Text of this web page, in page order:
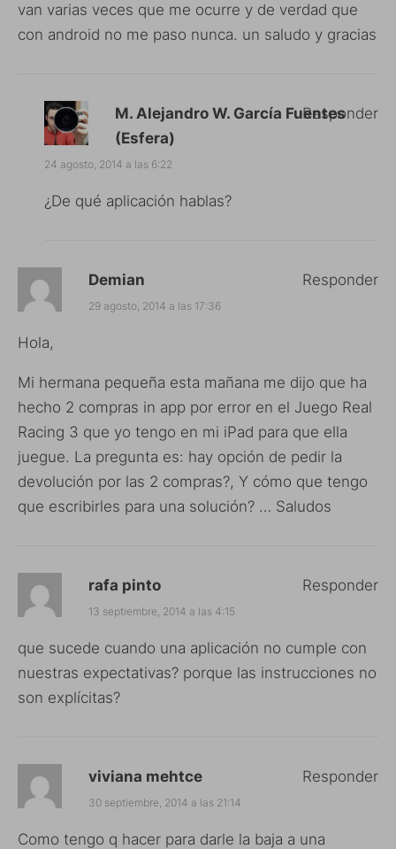
van varias veces que me ocurre y de verdad que
con android no me paso nunca. un saludo y gracias
M. Alejandro W. García Fuentes
(Esfera)
24 agosto, 2014 a las 6:22
¿De qué aplicación hablas?
Responder
Demian
29 agosto, 2014 a las 17:36
Hola,
Mi hermana pequeña esta mañana me dijo que ha
hecho 2 compras in app por error en el Juego Real
Racing 3 que yo tengo en mi iPad para que ella
juegue. La pregunta es: hay opción de pedir la
devolución por las 2 compras?, Y cómo que tengo
que escribirles para una solución? … Saludos
Responder
rafa pinto
13 septiembre, 2014 a las 4:15
que sucede cuando una aplicación no cumple con
nuestras expectativas? porque las instrucciones no
son explícitas?
Responder
viviana mehtce
30 septiembre, 2014 a las 21:14
Como tengo q hacer para darle la baja a una
Responder